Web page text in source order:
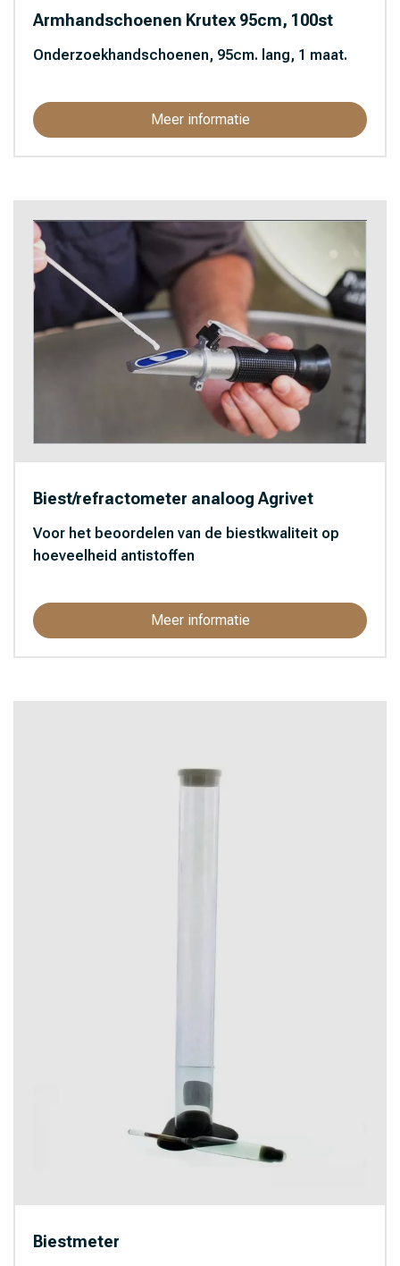
Armhandschoenen Krutex 95cm, 100st
Onderzoekhandschoenen, 95cm. lang, 1 maat.
Meer informatie
Biest/refractometer analoog Agrivet
Voor het beoordelen van de biestkwaliteit op
hoeveelheid antistoffen
Meer informatie
Biestmeter